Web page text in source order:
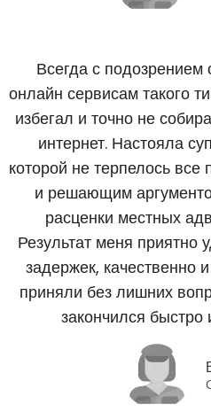
Всегда с подозрением
онлайн сервисам такого
избегал и точно не
интернет. Настояла
которой не терпелось все
и решающим
расценки местных
Результат меня приятно
задержек, качественно
приняли без лишних
закончился быстро